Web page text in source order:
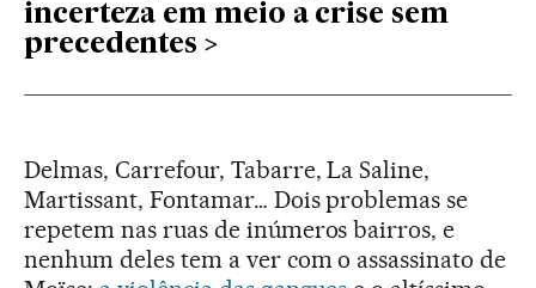
incerteza em meio a crise sem
precedentes
Delmas, Carrefour, Tabarre, La Saline,
Martissant, Fontamar… Dois problemas se
repetem nas ruas de inúmeros bairros, e
nenhum deles tem a ver com o assassinato de